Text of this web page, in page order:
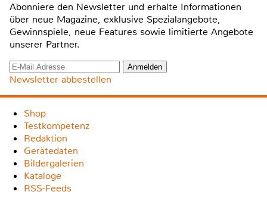
Abonniere den Newsletter und erhalte Informationen
über neue Magazine, exklusive Spezialangebote,
Gewinnspiele, neue Features sowie limitierte Angebote
unserer Partner.
Newsletter abbestellen
Shop
Testkompetenz
Redaktion
Gerätedaten
Bildergalerien
Kataloge
RSS-Feeds